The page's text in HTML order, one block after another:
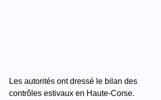
Les autorités ont dressé le bilan des
contrôles estivaux en Haute-Corse.